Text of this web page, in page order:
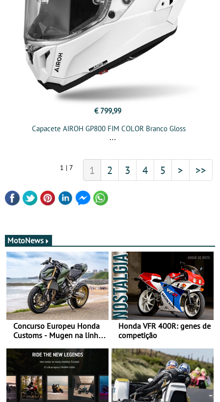
€ 799,99
Capacete AIROH GP800 FIM COLOR Branco Gloss
1 | 7 1 2 3 4 5 > >>
MotoNews
Concurso Europeu Honda
Customs - Mugen na linha
ganhar
Honda VFR 400R: genes de
competição